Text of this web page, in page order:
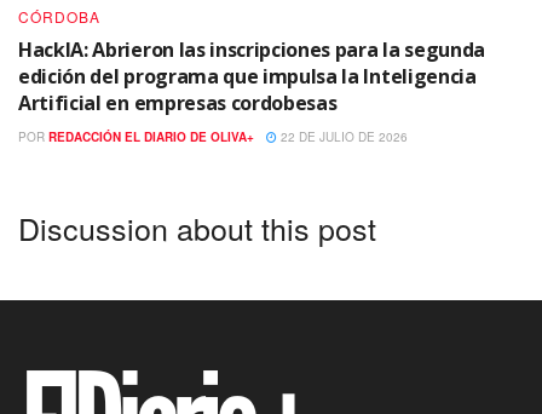
CÓRDOBA
HackIA: Abrieron las inscripciones para la segunda
edición del programa que impulsa la Inteligencia
Artificial en empresas cordobesas
POR REDACCIÓN EL DIARIO DE OLIVA+ 22 DE JULIO DE 2026
Discussion about this post